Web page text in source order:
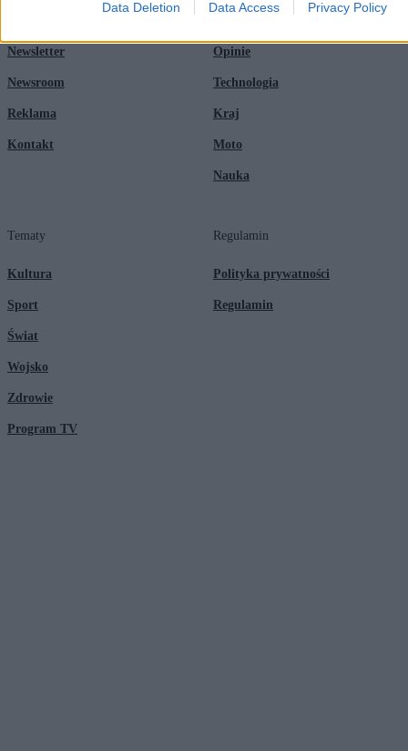
Data Deletion Data Access Privacy Policy
Newsletter
Newsroom
Reklama
Kontakt
Opinie
Technologia
Kraj
Moto
Nauka
Tematy
Kultura
Sport
Świat
Wojsko
Zdrowie
Program TV
Regulamin
Polityka prywatności
Regulamin